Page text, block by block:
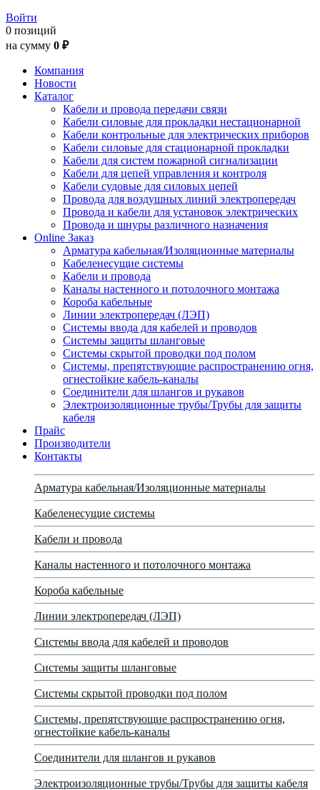
Войти
0 позиций
на сумму 0 ₽
Компания
Новости
Каталог
Кабели и провода передачи связи
Кабели силовые для прокладки нестационарной
Кабели контрольные для электрических приборов
Кабели силовые для стационарной прокладки
Кабели для систем пожарной сигнализации
Кабели для цепей управления и контроля
Кабели судовые для силовых цепей
Провода для воздушных линий электропередач
Провода и кабели для установок электрических
Провода и шнуры различного назначения
Online Заказ
Арматура кабельная/Изоляционные материалы
Кабеленесущие системы
Кабели и провода
Каналы настенного и потолочного монтажа
Короба кабельные
Линии электропередач (ЛЭП)
Системы ввода для кабелей и проводов
Системы защиты шланговые
Системы скрытой проводки под полом
Системы, препятствующие распространению огня,
огнестойкие кабель-каналы
Соединители для шлангов и рукавов
Электроизоляционные трубы/Трубы для защиты
кабеля
Прайс
Производители
Контакты
Арматура кабельная/Изоляционные материалы
Кабеленесущие системы
Кабели и провода
Каналы настенного и потолочного монтажа
Короба кабельные
Линии электропередач (ЛЭП)
Системы ввода для кабелей и проводов
Системы защиты шланговые
Системы скрытой проводки под полом
Системы, препятствующие распространению огня,
огнестойкие кабель-каналы
Соединители для шлангов и рукавов
Электроизоляционные трубы/Трубы для защиты кабеля